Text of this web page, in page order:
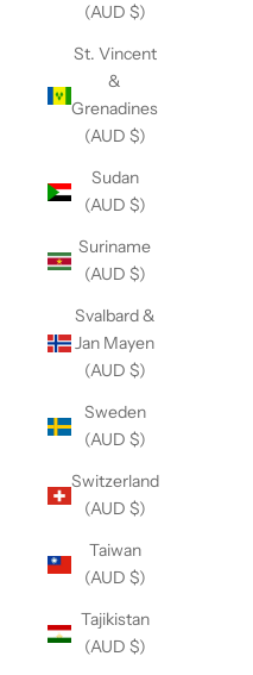
(AUD $)
St. Vincent
&
Grenadines
(AUD $)
Sudan
(AUD $)
Suriname
(AUD $)
Svalbard &
Jan Mayen
(AUD $)
Sweden
(AUD $)
Switzerland
(AUD $)
Taiwan
(AUD $)
Tajikistan
(AUD $)